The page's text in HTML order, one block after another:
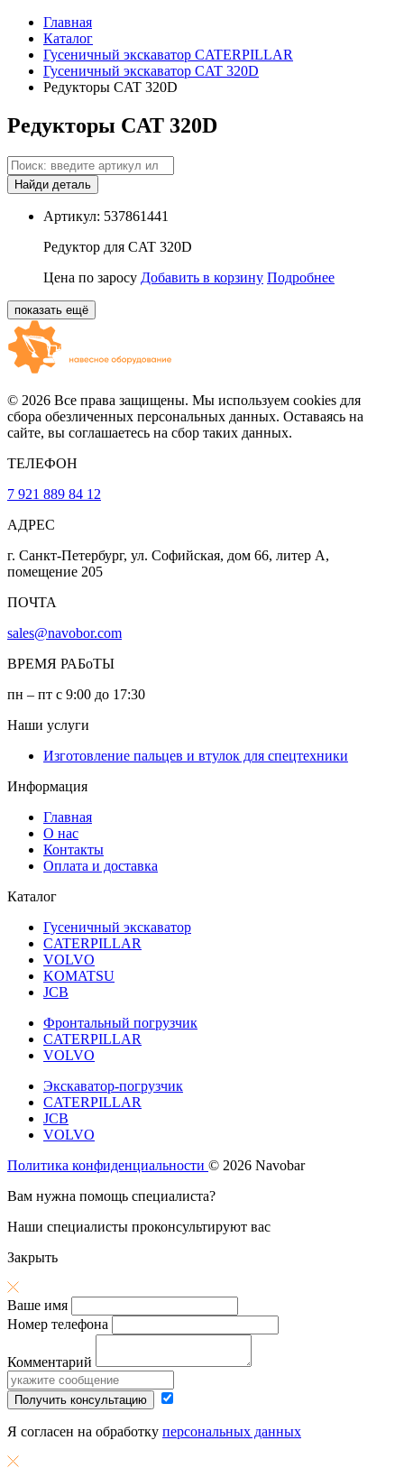
Главная
Каталог
Гусеничный экскаватор CATERPILLAR
Гусеничный экскаватор CAT 320D
Редукторы CAT 320D
Редукторы CAT 320D
Найди деталь
Артикул: 537861441
Редуктор для CAT 320D
Цена по заросу Добавить в корзину Подробнее
показать ещё
© 2026 Все права защищены. Мы используем cookies для
сбора обезличенных персональных данных. Оставаясь на
сайте, вы соглашаетесь на сбор таких данных.
ТЕЛЕФОН
7 921 889 84 12
АДРЕС
г. Санкт-Петербург, ул. Софийская, дом 66, литер А,
помещение 205
ПОЧТА
sales@navobor.com
ВРЕМЯ РАБоТЫ
пн – пт с 9:00 до 17:30
Наши услуги
Изготовление пальцев и втулок для спецтехники
Информация
Главная
О нас
Контакты
Оплата и доставка
Каталог
Гусеничный экскаватор
CATERPILLAR
VOLVO
KOMATSU
JCB
Фронтальный погрузчик
CATERPILLAR
VOLVO
Экскаватор-погрузчик
CATERPILLAR
JCB
VOLVO
Политика конфиденциальности © 2026 Navobar
Вам нужна помощь специалиста?
Наши специалисты проконсультируют вас
Закрыть
Ваше имя
Номер телефона
Комментарий
Получить консультацию
Я согласен на обработку персональных данных